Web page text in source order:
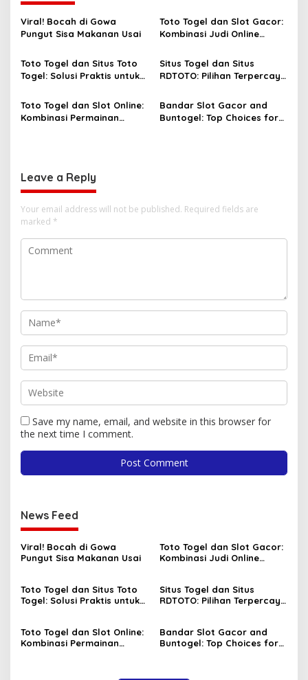
Viral! Bocah di Gowa
Pungut Sisa Makanan Usai
Toto Togel dan Slot Gacor:
Kombinasi Judi Online
Toto Togel dan Situs Toto
Togel: Solusi Praktis untuk
Situs Togel dan Situs
RDTOTO: Pilihan Terpercaya
Angka
Toto Togel dan Slot Online:
Kombinasi Permainan
Bandar Slot Gacor and
Buntogel: Top Choices for
Leave a Reply
Your email address will not be published. Required fields are
marked *
Save my name, email, and website in this browser for
the next time I comment.
News Feed
Viral! Bocah di Gowa
Pungut Sisa Makanan Usai
Toto Togel dan Slot Gacor:
Kombinasi Judi Online
Toto Togel dan Situs Toto
Togel: Solusi Praktis untuk
Situs Togel dan Situs
RDTOTO: Pilihan Terpercaya
Toto Togel dan Slot Online:
Kombinasi Permainan
Bandar Slot Gacor and
Buntogel: Top Choices for